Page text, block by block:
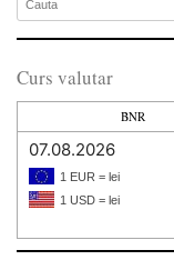
Curs valutar
BNR
07.08.2026
1 EUR = lei
1 USD = lei